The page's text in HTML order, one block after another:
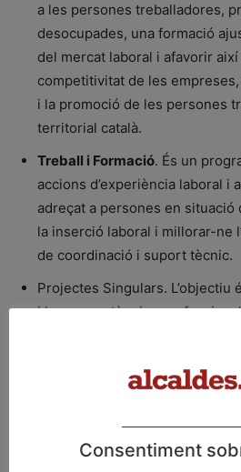
a les persones treballadores,
desocupades, una formació
del mercat laboral i afavorir
competitivitat de les
i la promoció de les persones
territorial català.
Treball i Formació. És un
accions d’experiència laboral i
adreçat a persones en situació
la inserció laboral i millorar-ne
de coordinació i suport tècnic.
Projectes Singulars. L’objectiu
i les competències
dues o més actuacions de les
Enfeina’t
. Aquest programa
contractació laboral temporal i
Consentiment